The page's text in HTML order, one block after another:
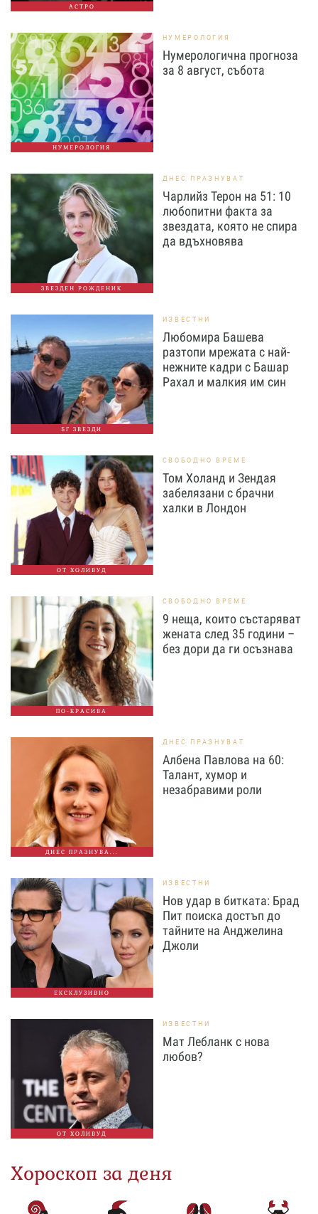
АСТРО
НУМЕРОЛОГИЯ
НУМЕРОЛОГИЯ
Нумерологична прогноза
за 8 август, събота
ЗВЕЗДЕН РОЖДЕНИК
ДНЕС ПРАЗНУВАТ
Чарлийз Терон на 51: 10
любопитни факта за
звездата, която не спира
да вдъхновява
БГ ЗВЕЗДИ
ИЗВЕСТНИ
Любомира Башева
разтопи мрежата с най-
нежните кадри с Башар
Рахал и малкия им син
ОТ ХОЛИВУД
СВОБОДНО ВРЕМЕ
Том Холанд и Зендая
забелязани с брачни
халки в Лондон
ПО-КРАСИВА
СВОБОДНО ВРЕМЕ
9 неща, които състаряват
жената след 35 години –
без дори да ги осъзнава
ДНЕС ПРАЗНУВА...
ДНЕС ПРАЗНУВАТ
Албена Павлова на 60:
Талант, хумор и
незабравими роли
ЕКСКЛУЗИВНО
ИЗВЕСТНИ
Нов удар в битката: Брад
Пит поиска достъп до
тайните на Анджелина
Джоли
ОТ ХОЛИВУД
ИЗВЕСТНИ
Мат Лебланк с нова
любов?
Хороскоп за деня